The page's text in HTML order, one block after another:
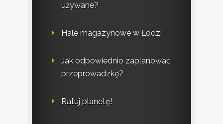
używane?
Hale magazynowe w Łodzi
Jak odpowiednio zaplanować
przeprowadzkę?
Ratuj planetę!